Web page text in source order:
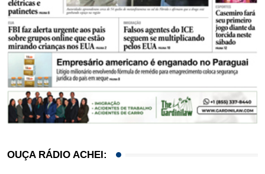
OUÇA RÁDIO ACHEI: